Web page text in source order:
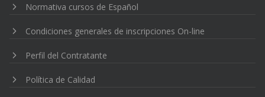
Normativa cursos de Español
Condiciones generales de inscripciones On-line
Perfil del Contratante
Política de Calidad